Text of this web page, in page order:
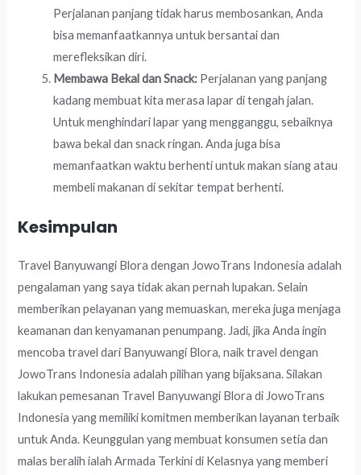
Perjalanan panjang tidak harus membosankan, Anda
bisa memanfaatkannya untuk bersantai dan
merefleksikan diri.
Membawa Bekal dan Snack: Perjalanan yang panjang
kadang membuat kita merasa lapar di tengah jalan.
Untuk menghindari lapar yang mengganggu, sebaiknya
bawa bekal dan snack ringan. Anda juga bisa
memanfaatkan waktu berhenti untuk makan siang atau
membeli makanan di sekitar tempat berhenti.
Kesimpulan
Travel Banyuwangi Blora dengan JowoTrans Indonesia adalah
pengalaman yang saya tidak akan pernah lupakan. Selain
memberikan pelayanan yang memuaskan, mereka juga menjaga
keamanan dan kenyamanan penumpang. Jadi, jika Anda ingin
mencoba travel dari Banyuwangi Blora, naik travel dengan
JowoTrans Indonesia adalah pilihan yang bijaksana. Silakan
lakukan pemesanan Travel Banyuwangi Blora di JowoTrans
Indonesia yang memiliki komitmen memberikan layanan terbaik
untuk Anda. Keunggulan yang membuat konsumen setia dan
malas beralih ialah Armada Terkini di Kelasnya yang memberi